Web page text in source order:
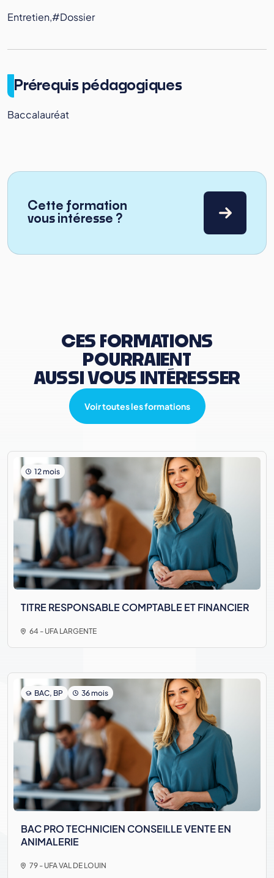
Entretien,#Dossier
Prérequis pédagogiques
Baccalauréat
Cette formation
vous intéresse ?
CES FORMATIONS
POURRAIENT
AUSSI VOUS INTÉRESSER
Voir toutes les formations
12 mois
TITRE RESPONSABLE COMPTABLE ET FINANCIER
64 - UFA LARGENTE
BAC, BP 36 mois
BAC PRO TECHNICIEN CONSEILLE VENTE EN
ANIMALERIE
79 - UFA VAL DE LOUIN